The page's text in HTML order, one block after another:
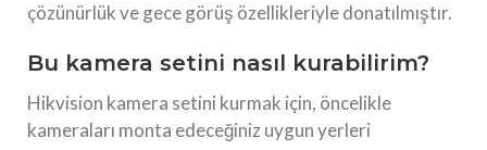
çözünürlük ve gece görüş özellikleriyle donatılmıştır.
Bu kamera setini nasıl kurabilirim?
Hikvision kamera setini kurmak için, öncelikle
kameraları monta edeceğiniz uygun yerleri